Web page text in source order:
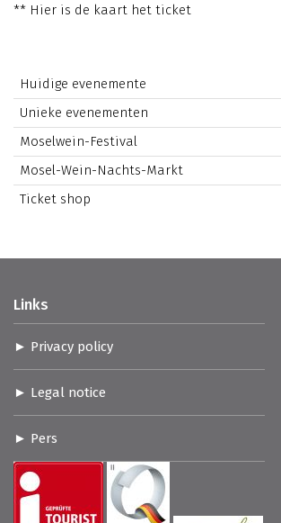
** Hier is de kaart het ticket
Huidige evenemente
Unieke evenementen
Moselwein-Festival
Mosel-Wein-Nachts-Markt
Ticket shop
Links
Privacy policy
Legal notice
Pers